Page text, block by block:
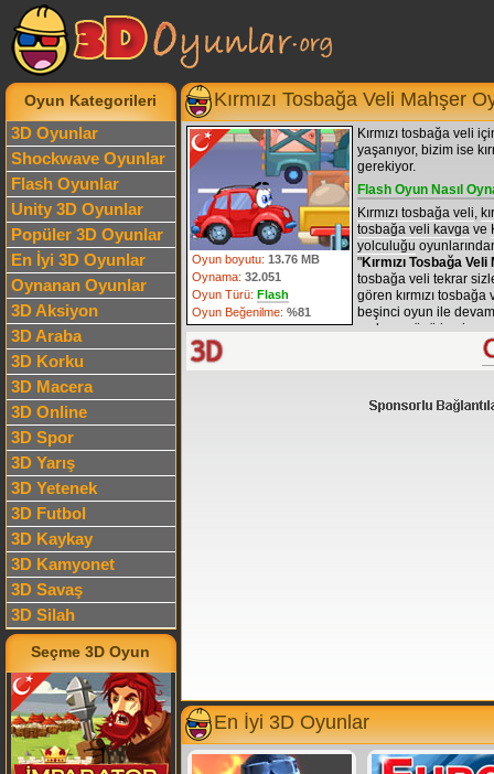
Oyun Kategorileri
3D Oyunlar
Shockwave Oyunlar
Flash Oyunlar
Unity 3D Oyunlar
Popüler 3D Oyunlar
En İyi 3D Oyunlar
Oynanan Oyunlar
3D Aksiyon
3D Araba
3D Korku
3D Macera
3D Online
3D Spor
3D Yarış
3D Yetenek
3D Futbol
3D Kaykay
3D Kamyonet
3D Savaş
3D Silah
Seçme 3D Oyun
Kırmızı Tosbağa Veli Mahşer
Oyun boyutu: 13.76 MB
Oynama: 32.051
Oyun Türü: Flash
Oyun Beğenilme: %81
Kırmızı tosbağa veli
yaşanıyor, bizim ise
gerekiyor.
Flash Oyun Nasıl
Kırmızı tosbağa veli,
tosbağa veli kavga ve
yolculuğu
"Kırmızı Tosbağa
tosbağa veli tekrar
gören kırmızı tosbağa
beşinci oyun ile
mahşer günü içeriyor
görünüyor.
yaşanan kötü
adet yıldız
En İyi 3D Oyunlar